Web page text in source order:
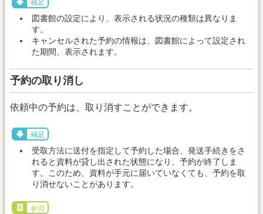
補足
図書館の設定により、表示される状況の種類は異なりま
す。
キャンセルされた予約の情報は、図書館によって設定され
た期間、表示されます。
予約の取り消し
依頼中の予約は、取り消すことができます。
補足
受取方法に送付を指定して予約した場合、発送手続きをさ
れると資料が貸し出された状態になり、予約が終了しま
す。このため、資料が手元に届いていなくても、予約を取
り消せないことがあります。
参照